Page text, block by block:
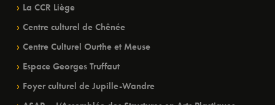
La CCR Liège
Centre culturel de Chênée
Centre Culturel Ourthe et Meuse
Espace Georges Truffaut
Foyer culturel de Jupille-Wandre